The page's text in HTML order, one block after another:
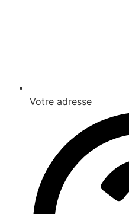
Votre adresse